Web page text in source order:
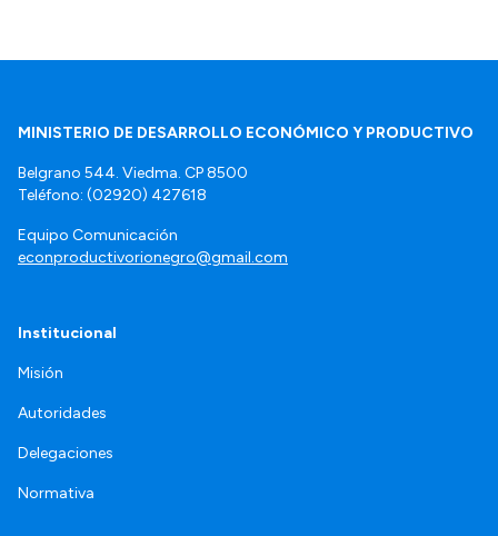
MINISTERIO DE DESARROLLO ECONÓMICO Y PRODUCTIVO
Belgrano 544. Viedma. CP 8500
Teléfono: (02920) 427618
Equipo Comunicación
econproductivorionegro@gmail.com
Institucional
Misión
Autoridades
Delegaciones
Normativa